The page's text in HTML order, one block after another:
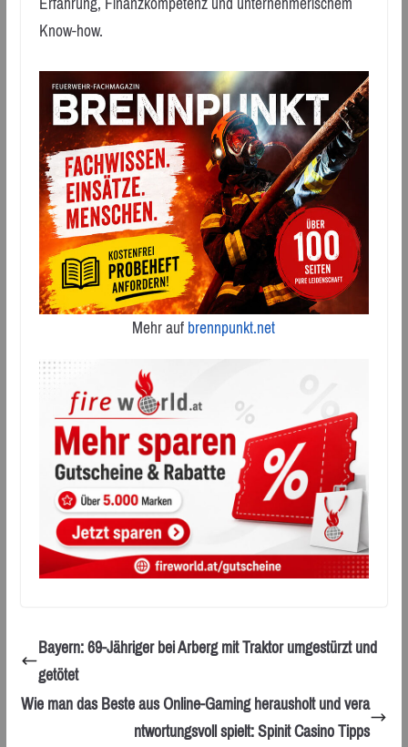
Know-how.
Mehr aufbrennpunkt.net
Bayern: 69-Jähriger bei Arberg mit Traktor umgestürzt und
getötet
Wie man das Beste aus Online-Gaming herausholt und vera
ntwortungsvoll spielt: Spinit Casino Tipps